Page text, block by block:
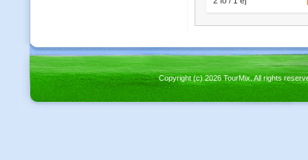
Copyright (c) 2026 TourMix. All rights